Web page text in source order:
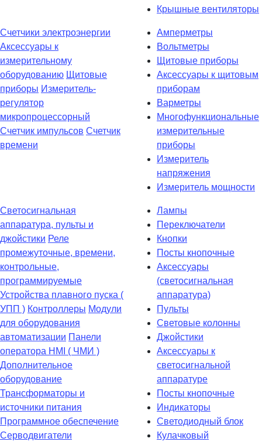
Крышные вентиляторы
Счетчики электроэнергии
Аксессуары к
измерительному
оборудованию Щитовые
приборы Измеритель-
регулятор
микропроцессорный
Счетчик импульсов Счетчик
времени
Амперметры
Вольтметры
Щитовые приборы
Аксессуары к щитовым
приборам
Варметры
Многофункциональные
измерительные
приборы
Измеритель
напряжения
Измеритель мощности
Светосигнальная
аппаратура, пульты и
джойстики Реле
промежуточные, времени,
контрольные,
программируемые
Устройства плавного пуска (
УПП ) Контроллеры Модули
для оборудования
автоматизации Панели
оператора HMI ( ЧМИ )
Дополнительное
оборудование
Транcформаторы и
источники питания
Программное обеспечение
Серводвигатели
Лампы
Переключатели
Кнопки
Посты кнопочные
Аксессуары
(светосигнальная
аппаратура)
Пульты
Световые колонны
Джойстики
Аксессуары к
светосигнальной
аппаратуре
Посты кнопочные
Индикаторы
Светодиодный блок
Кулачковый